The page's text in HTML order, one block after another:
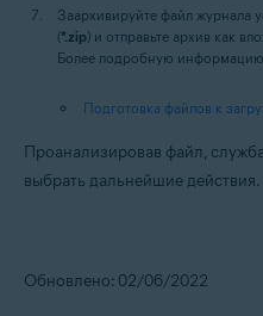
Заархивируйте файл журнала
(*.zip) и отправьте архив как
Более подробную
Подготовка файлов к
Проанализировав файл,
выбрать дальнейшие действия.
Обновлено: 02/06/2022